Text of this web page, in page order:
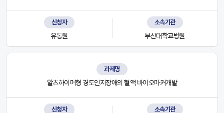
신청자
유동원
소속기관
부산대학교병원
과제명
알츠하이머형 경도인지장애의 혈액 바이오마커개발
신청자 소속기관